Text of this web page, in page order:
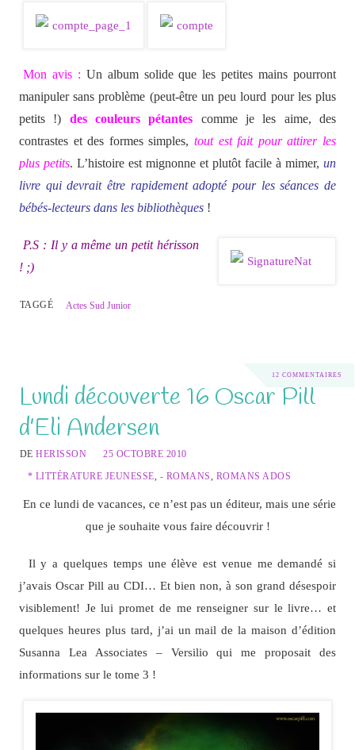
Mon avis : Un album solide que les petites mains pourront
manipuler sans problème (peut-être un peu lourd pour les plus
petits !) des couleurs pétantes comme je les aime, des
contrastes et des formes simples, tout est fait pour attirer les
plus petits. L’histoire est mignonne et plutôt facile à mimer,un
livre qui devrait être rapidement adopté pour les séances de
bébés-lecteurs dans les bibliothèques!
P.S : Il y a même un petit hérisson
! ;)
TAGGÉ Actes Sud Junior
12 COMMENTAIRES
Lundi découverte 16 Oscar Pill
d’Eli Andersen
DEHERISSON
25 OCTOBRE 2010
* LITTÉRATURE JEUNESSE, - ROMANS, ROMANS ADOS
En ce lundi de vacances, ce n’est pas un éditeur, mais une série
que je souhaite vous faire découvrir !
Il y a quelques temps une élève est venue me demandé si
j’avais Oscar Pill au CDI… Et bien non, à son grand désespoir
visiblement! Je lui promet de me renseigner sur le livre… et
quelques heures plus tard, j’ai un mail de la maison d’édition
Susanna Lea Associates – Versilio qui me proposait des
informations sur le tome 3 !